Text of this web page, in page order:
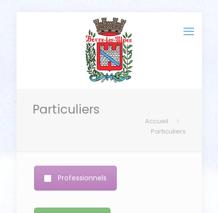
Particuliers
Accueil
Particuliers
Professionnels